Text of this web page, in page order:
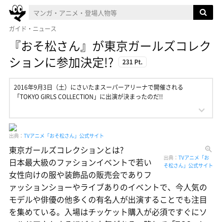
ガイド・ニュース
『おそ松さん』が東京ガールズコレク
ションに参加決定!?
231 Pt.
2016年9月3日（土）にさいたまスーパーアリーナで開催される
「TOKYO GIRLS COLLECTION」に出演が決まったのだ!!
出典： TVアニメ「おそ松さん」公式サイト
出典： TVアニメ「お
そ松さん」公式サイト
東京ガールズコレクションとは?
日本最大級のファションイベントで若い
女性向けの服や装飾品の販売会でありフ
ァッションショーやライブありのイベントで、今人気の
モデルや俳優の他多くの有名人が出演することでも注目
を集めている。入場はチッケット購入が必須ですぐにソ